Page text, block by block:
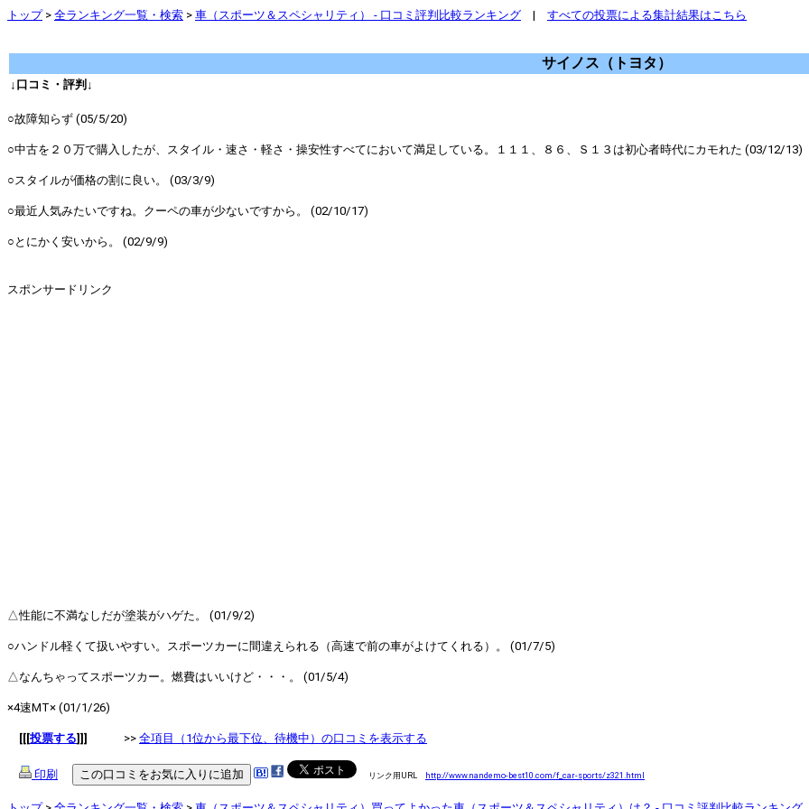
トップ> 全ランキング一覧・検索 > 車（スポーツ＆スペシャリティ） - 口コミ評判比較ランキング | すべての投票による集計結果はこちら
サイノス（トヨタ）
↓口コミ・評判↓
○故障知らず (05/5/20)
○中古を２０万で購入したが、スタイル・速さ・軽さ・操安性すべてにおいて満足している。１１１、８６、Ｓ１３は初心者時代にカモれた (03/12/13)
○スタイルが価格の割に良い。 (03/3/9)
○最近人気みたいですね。クーペの車が少ないですから。 (02/10/17)
○とにかく安いから。 (02/9/9)
スポンサードリンク
△性能に不満なしだが塗装がハゲた。 (01/9/2)
○ハンドル軽くて扱いやすい。スポーツカーに間違えられる（高速で前の車がよけてくれる）。 (01/7/5)
△なんちゃってスポーツカー。燃費はいいけど・・・。 (01/5/4)
×4速MT× (01/1/26)
[[[投票する]]] >> 全項目（1位から最下位、待機中）の口コミを表示する
印刷 リンク用URL http://www.nandemo-best10.com/f_car-sports/z321.html